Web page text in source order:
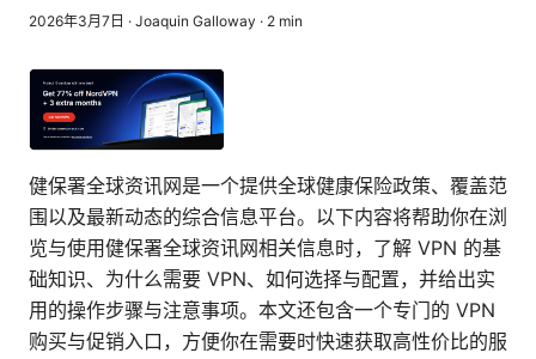
2026年3月7日 · Joaquin Galloway · 2 min
健保署全球资讯网是一个提供全球健康保险政策、覆盖范
围以及最新动态的综合信息平台。以下内容将帮助你在浏
览与使用健保署全球资讯网相关信息时，了解 VPN 的基
础知识、为什么需要 VPN、如何选择与配置，并给出实
用的操作步骤与注意事项。本文还包含一个专门的 VPN
购买与促销入口，方便你在需要时快速获取高性价比的服